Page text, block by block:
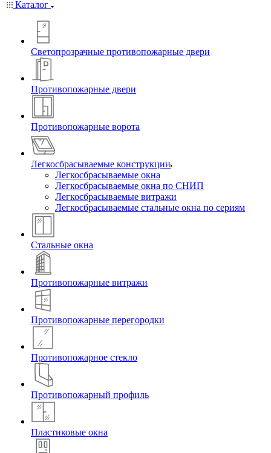
Каталог
Светопрозрачные противопожарные двери
Противопожарные двери
Противопожарные ворота
Легкосбрасываемые конструкции
Легкосбрасываемые окна
Легкосбрасываемые окна по СНИП
Легкосбрасываемые витражи
Легкосбрасываемые стальные окна по сериям
Стальные окна
Противопожарные витражи
Противопожарные перегородки
Противопожарное стекло
Противопожарный профиль
Пластиковые окна